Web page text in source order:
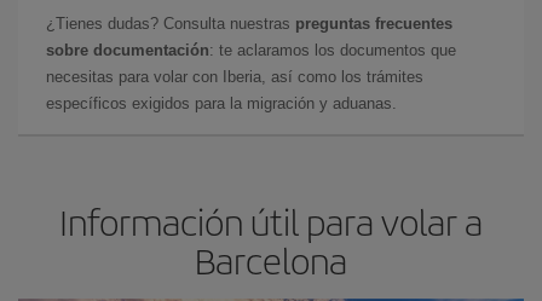
¿Tienes dudas? Consulta nuestras preguntas frecuentes
sobre documentación: te aclaramos los documentos que
necesitas para volar con Iberia, así como los trámites
específicos exigidos para la migración y aduanas.
Información útil para volar a
Barcelona